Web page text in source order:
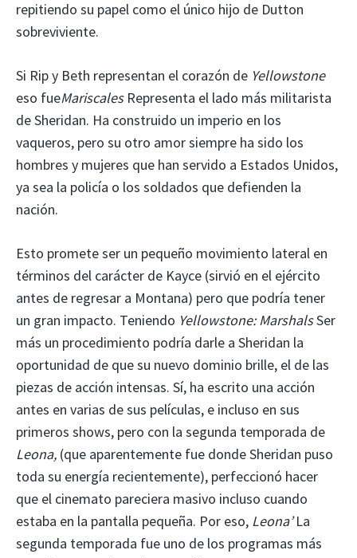
repitiendo su papel como el único hijo de Dutton
sobreviviente.
Si Rip y Beth representan el corazón de Yellowstone
eso fueMariscalesRepresenta el lado más militarista
de Sheridan. Ha construido un imperio en los
vaqueros, pero su otro amor siempre ha sido los
hombres y mujeres que han servido a Estados Unidos,
ya sea la policía o los soldados que defienden la
nación.
Esto promete ser un pequeño movimiento lateral en
términos del carácter de Kayce (sirvió en el ejército
antes de regresar a Montana) pero que podría tener
un gran impacto. Teniendo Yellowstone: MarshalsSer
más un procedimiento podría darle a Sheridan la
oportunidad de que su nuevo dominio brille, el de las
piezas de acción intensas. Sí, ha escrito una acción
antes en varias de sus películas, e incluso en sus
primeros shows, pero con la segunda temporada de
Leona, (que aparentemente fue donde Sheridan puso
toda su energía recientemente), perfeccionó hacer
que el cinemato pareciera masivo incluso cuando
estaba en la pantalla pequeña. Por eso, Leona’La
segunda temporada fue uno de los programas más